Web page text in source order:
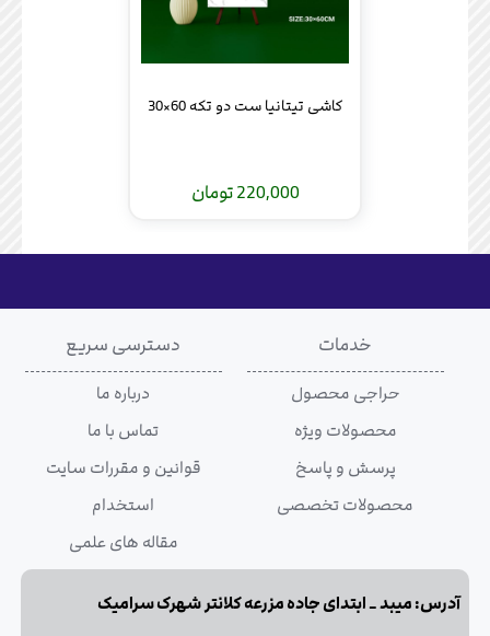
کاشی تیتانیا ست دو تکه 60×30
220,000 تومان
خدمات
حراجی محصول
محصولات ویژه
پرسش و پاسخ
محصولات تخصصی
دسترسی سریع
درباره ما
تماس با ما
قوانین و مقررات سایت
استخدام
مقاله های علمی
آدرس: میبد _ ابتدای جاده مزرعه کلانتر شهرک سرامیک